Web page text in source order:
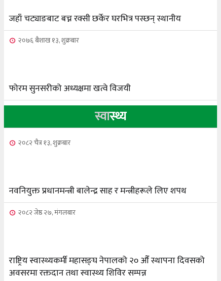
जहाँ चट्याङबाट बच्न रक्सी छर्केर घरभित्र पस्छन् स्थानीय
२०७६ बैशाख १३, शुक्रबार
फोरम सुनसरीको अध्यक्षमा खत्वे विजयी
स्वास्थ्य
२०८२ चैत्र १३, शुक्रबार
नवनियुक्त प्रधानमन्त्री बालेन्द्र साह र मन्त्रीहरूले लिए शपथ
२०८२ जेष्ठ २७, मंगलबार
राष्ट्रिय स्वास्थ्यकर्मी महासङ्घ नेपालको २० औँ स्थापना दिवसको
अवसरमा रक्तदान तथा स्वास्थ्य शिविर सम्पन्न